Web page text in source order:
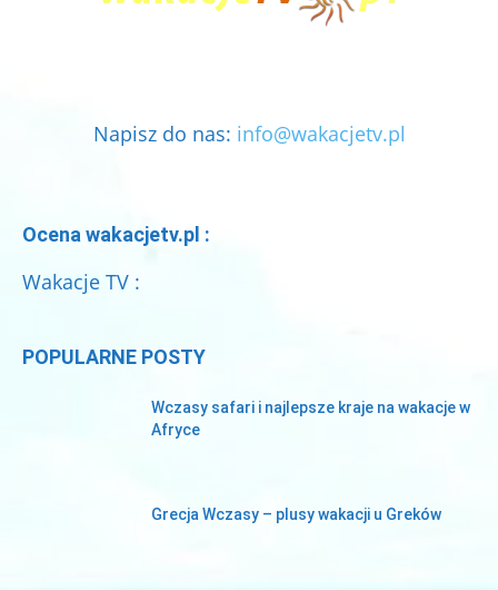
Napisz do nas: info@wakacjetv.pl
Ocena wakacjetv.pl :
Wakacje TV :
POPULARNE POSTY
Wczasy safari i najlepsze kraje na wakacje w
Afryce
Grecja Wczasy – plusy wakacji u Greków